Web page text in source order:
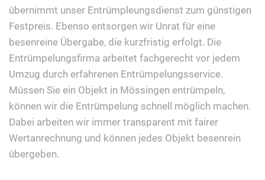
übernimmt unser Entrümpleungsdienst zum günstigen
Festpreis. Ebenso entsorgen wir Unrat für eine
besenreine Übergabe, die kurzfristig erfolgt. Die
Entrümpelungsfirma arbeitet fachgerecht vor jedem
Umzug durch erfahrenen Entrümpelungsservice.
Müssen Sie ein Objekt in Mössingen entrümpeln,
können wir die Entrümpelung schnell möglich machen.
Dabei arbeiten wir immer transparent mit fairer
Wertanrechnung und können jedes Objekt besenrein
übergeben.